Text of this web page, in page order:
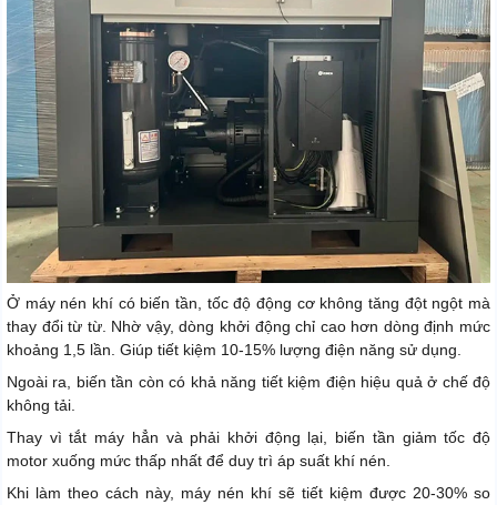
Ở máy nén khí có biến tần, tốc độ động cơ không tăng đột ngột mà
thay đổi từ từ. Nhờ vậy, dòng khởi động chỉ cao hơn dòng định mức
khoảng 1,5 lần. Giúp tiết kiệm 10-15% lượng điện năng sử dụng.
Ngoài ra, biến tần còn có khả năng tiết kiệm điện hiệu quả ở chế độ
không tải.
Thay vì tắt máy hẳn và phải khởi động lại, biến tần giảm tốc độ
motor xuống mức thấp nhất để duy trì áp suất khí nén.
Khi làm theo cách này, máy nén khí sẽ tiết kiệm được 20-30% so